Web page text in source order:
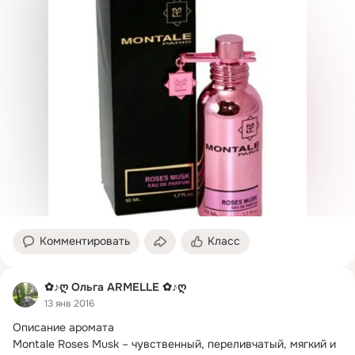
Комментировать Класс
✿♪ღ Ольга ARMELLE ✿♪ღ
13 янв 2016
Описание аромата
Montale Roses Musk – чувственный, переливчатый, мягкий и